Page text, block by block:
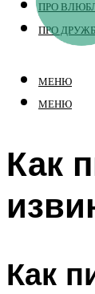
ПРО
ПРО
МЕНЮ
МЕНЮ
Как
Как